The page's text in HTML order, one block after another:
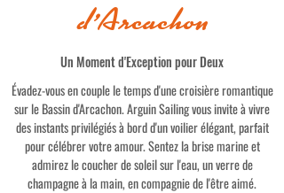
d'Arcachon
Un Moment d'Exception pour Deux
Évadez-vous en couple le temps d'une croisière romantique
sur le Bassin d'Arcachon. Arguin Sailing vous invite à vivre
des instants privilégiés à bord d'un voilier élégant, parfait
pour célébrer votre amour. Sentez la brise marine et
admirez le coucher de soleil sur l'eau, un verre de
champagne à la main, en compagnie de l'être aimé.